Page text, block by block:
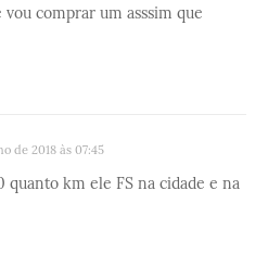
vou comprar um asssim que
de 2018 às 07:45
quanto km ele FS na cidade e na